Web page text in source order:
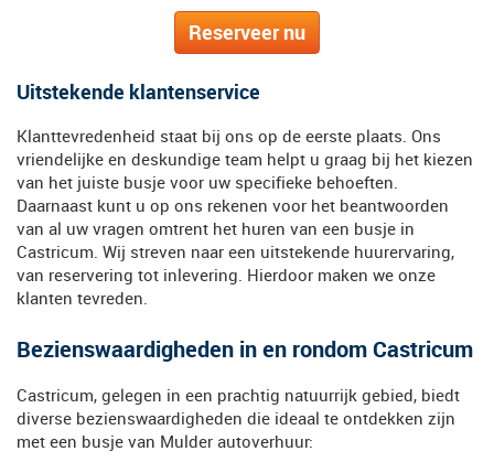
Reserveer nu
Uitstekende klantenservice
Klanttevredenheid staat bij ons op de eerste plaats. Ons
vriendelijke en deskundige team helpt u graag bij het kiezen
van het juiste busje voor uw specifieke behoeften.
Daarnaast kunt u op ons rekenen voor het beantwoorden
van al uw vragen omtrent het huren van een busje in
Castricum. Wij streven naar een uitstekende huurervaring,
van reservering tot inlevering. Hierdoor maken we onze
klanten tevreden.
Bezienswaardigheden in en rondom Castricum
Castricum, gelegen in een prachtig natuurrijk gebied, biedt
diverse bezienswaardigheden die ideaal te ontdekken zijn
met een busje van Mulder autoverhuur: